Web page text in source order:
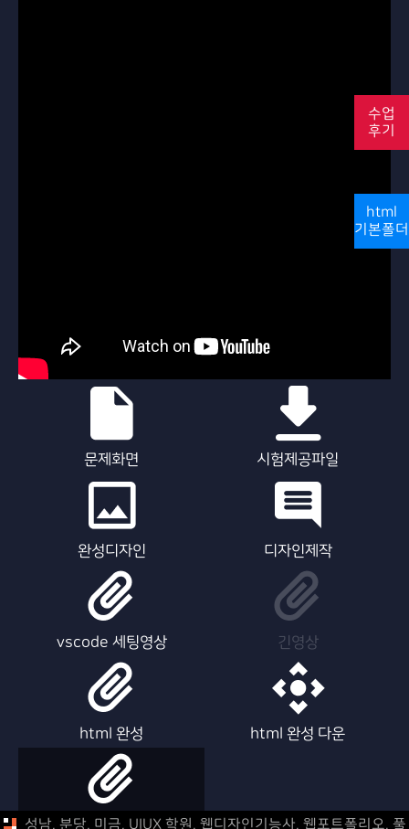
문제화면 시험제공파일
완성디자인 디자인제작
vscode 세팅영상 긴영상
html 완성 html 완성 다운
html 제작영상
수업
후기
html
기본폴더
성남, 분당, 미금, UIUX 학원, 웹디자인기능사, 웹포트폴리오, 풀